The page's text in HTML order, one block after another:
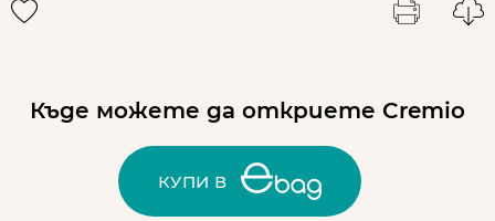
Къде можете да откриете Cremio
КУПИ В